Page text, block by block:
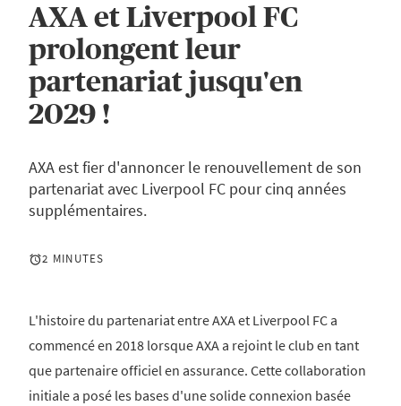
AXA et Liverpool FC
prolongent leur
partenariat jusqu'en
2029 !
AXA est fier d'annoncer le renouvellement de son
partenariat avec Liverpool FC pour cinq années
supplémentaires.
2 MINUTES
L'histoire du partenariat entre AXA et Liverpool FC a
commencé en 2018 lorsque AXA a rejoint le club en tant
que partenaire officiel en assurance. Cette collaboration
initiale a posé les bases d'une solide connexion basée